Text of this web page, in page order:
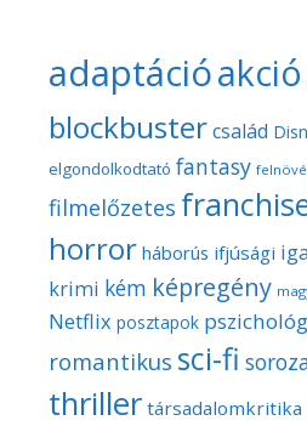
adaptációakció
blockbustercsalád
elgondolkodtató fantasy
filmelőzetes
horror háborús ifjúsági
krimi kém képregény
Netflix posztapok
romantikus sci-fi
thriller társadalomkritika